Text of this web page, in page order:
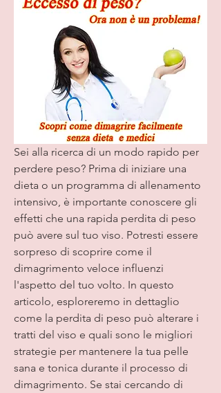
Sei alla ricerca di un modo rapido per
perdere peso? Prima di iniziare una
dieta o un programma di allenamento
intensivo, è importante conoscere gli
effetti che una rapida perdita di peso
può avere sul tuo viso. Potresti essere
sorpreso di scoprire come il
dimagrimento veloce influenzi
l'aspetto del tuo volto. In questo
articolo, esploreremo in dettaglio
come la perdita di peso può alterare i
tratti del viso e quali sono le migliori
strategie per mantenere la tua pelle
sana e tonica durante il processo di
dimagrimento. Se stai cercando di